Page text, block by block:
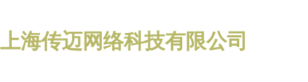
上海传迈网络科技有限公司